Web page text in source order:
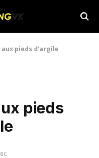
aux pieds d’argile
pieds